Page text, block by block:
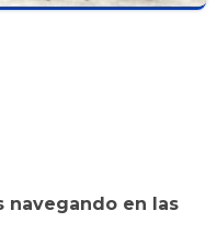
navegando en las